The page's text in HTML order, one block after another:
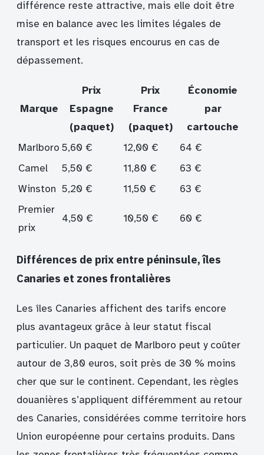
différence reste attractive, mais elle doit être
mise en balance avec les limites légales de
transport et les risques encourus en cas de
dépassement.
Marque
Prix
Espagne
(paquet)
Prix
France
(paquet)
Économie
par
cartouche
Marlboro 5,60 € 12,00 €
64 €
Camel
5,50 € 11,80 €
63 €
Winston 5,20 € 11,50 €
63 €
Premier
prix
4,50 € 10,50 € 60 €
Différences de prix entre péninsule, îles
Canaries et zones frontalières
Les îles Canaries affichent des tarifs encore
plus avantageux grâce à leur statut fiscal
particulier. Un paquet de Marlboro peut y coûter
autour de 3,80 euros, soit près de 30 % moins
cher que sur le continent. Cependant, les règles
douanières s’appliquent différemment au retour
des Canaries, considérées comme territoire hors
Union européenne pour certains produits. Dans